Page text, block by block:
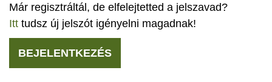
Már regisztráltál, de elfelejtetted a jelszavad?
Itt tudsz új jelszót igényelni magadnak!
BEJELENTKEZÉS